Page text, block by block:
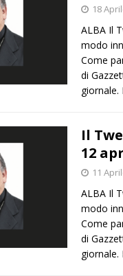
Sarvanot, piccoli folletti
[ 5 Agosto 2026 ]
Incidente
sostituire le barriere laterali
Piemonte
18
ALBA Il
modo
Come
di
Il
12
11
ALBA Il
modo
Come
di